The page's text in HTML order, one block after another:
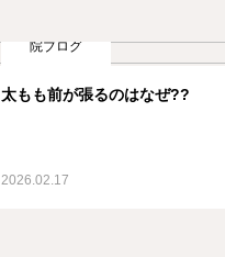
院ブログ
太もも前が張るのはなぜ??
2026.02.17